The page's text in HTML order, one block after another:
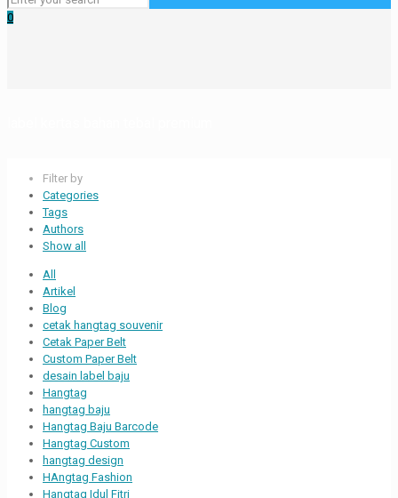
0
Filter by
Categories
Tags
Authors
Show all
All
Artikel
Blog
cetak hangtag souvenir
Cetak Paper Belt
Custom Paper Belt
desain label baju
Hangtag
hangtag baju
Hangtag Baju Barcode
Hangtag Custom
hangtag design
HAngtag Fashion
Hangtag Idul Fitri